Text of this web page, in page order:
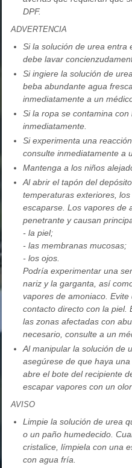
DPF.
ADVERTENCIA
Si la solución de urea entra
debe lavar
Si ingiere la solución de
beba abundante agua
inmediatamente a un
Si la ropa se contamina
inmediatamente.
Si experimenta una
consulte inmediatamente a
Mantenga a los niños
Al abrir el tapón del
temperaturas exteriores,
escaparse. Los vapores de
penetrante y causan
- la piel;
- las membranas mucosas;
- los ojos.
Podría experimentar una
nariz y la garganta, así
vapores de amoniaco.
contacto directo con la piel.
las zonas afectadas con
necesario, consulte a un
Al manipular la solución de
asegúrese de que haya
abre el bote del recipiente
escapar vapores con un
AVISO
Limpie la solución de urea
o un paño humedecido.
cristalice, límpiela con una
con agua fría.